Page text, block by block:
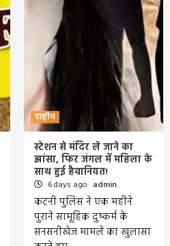
राष्ट्रीय
स्टेशन से मंदिर ले जाने का
झांसा, फिर जंगल में महिला के
साथ हुई हैवानियत!
6 days ago admin
कटनी पुलिस ने एक महीने
पुराने सामूहिक दुष्कर्म के
सनसनीखेज मामले का खुलासा